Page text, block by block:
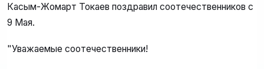
Касым-Жомарт Токаев поздравил соотечественников с
9 Мая.
"Уважаемые соотечественники!